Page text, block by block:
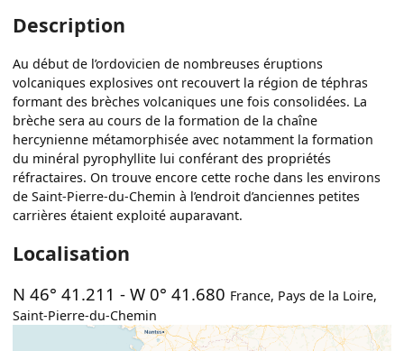
Description
Au début de l’ordovicien de nombreuses éruptions
volcaniques explosives ont recouvert la région de téphras
formant des brèches volcaniques une fois consolidées. La
brèche sera au cours de la formation de la chaîne
hercynienne métamorphisée avec notamment la formation
du minéral pyrophyllite lui conférant des propriétés
réfractaires. On trouve encore cette roche dans les environs
de Saint-Pierre-du-Chemin à l’endroit d’anciennes petites
carrières étaient exploité auparavant.
Localisation
N 46° 41.211 -W 0° 41.680 France, Pays de la Loire,
Saint-Pierre-du-Chemin